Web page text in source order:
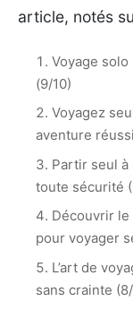
article, notés
Voyage
(9/10)
Voyagez
aventure
Partir seul à
toute sécurité
Découvrir
pour voyager
L’art de
sans crainte